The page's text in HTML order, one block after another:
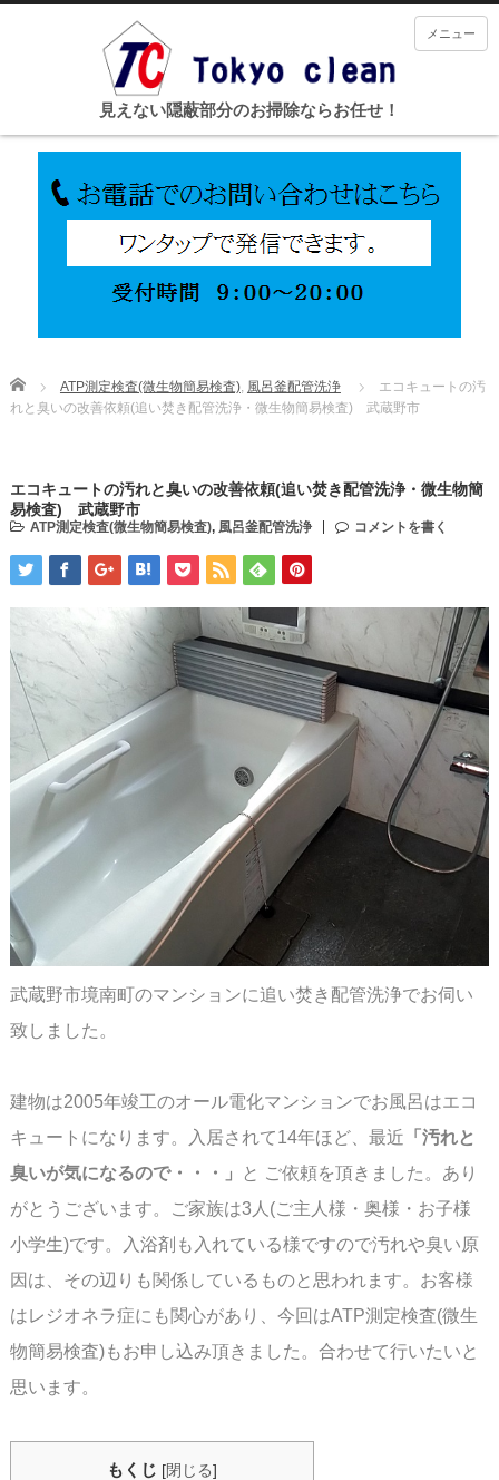
見えない隠蔽部分のお掃除ならお任せ！
メニュー
Home ATP測定検査(微生物簡易検査), 風呂釜配管洗浄
エコキュートの汚
れと臭いの改善依頼(追い焚き配管洗浄・微生物簡易検査) 武蔵野市
エコキュートの汚れと臭いの改善依頼(追い焚き配管洗浄・微生物簡
易検査) 武蔵野市
ATP測定検査(微生物簡易検査), 風呂釜配管洗浄 コメントを書く
武蔵野市境南町のマンションに追い焚き配管洗浄でお伺い
致しました。
建物は2005年竣工のオール電化マンションでお風呂はエコ
キュートになります。
入居されて14年ほど、最近 「汚れと
臭いが気になるので・・・」
と ご依頼を頂きました。 あり
がとうございます。ご家族は3人(ご主人様・奥様・お子様
小学生)です。入浴剤も入れている様ですので汚れや臭い原
因は、その辺りも関係しているものと思われます。 お客様
はレジオネラ症にも関心があり、今回はATP測定検査(微生
物簡易検査)もお申し込み頂きました。合わせて行いたいと
思います。
もくじ [閉じる]